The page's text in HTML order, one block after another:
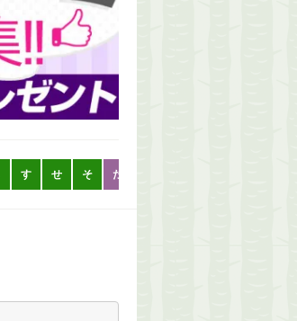
す せ そ た